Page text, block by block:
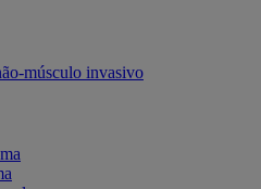
músculo invasivo